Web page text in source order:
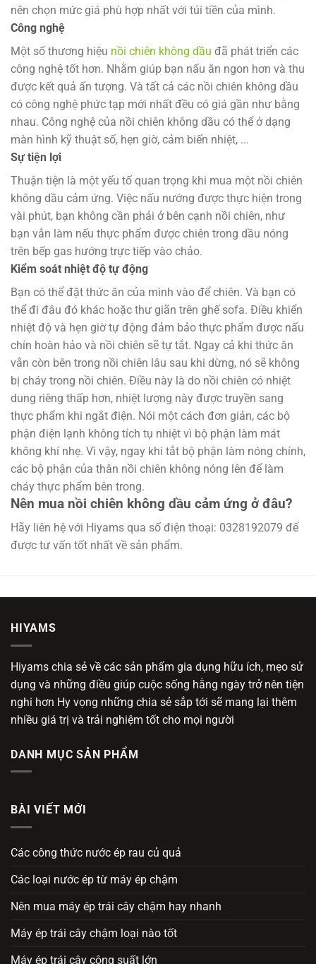
nên chọn mức giá phù hợp nhất với túi tiền của mình.
Công nghệ
Một số thương hiệu nồi chiên không dầu đã phát triển các
công nghệ tốt hơn. Nhằm giúp bạn nấu ăn ngon hơn và thu
được kết quả ấn tượng. Và tất cả các nồi chiên không dầu
có công nghệ phức tạp mới nhất đều có giá gần như bằng
nhau. Công nghệ của nồi chiên không dầu có thể ở dạng
màn hình kỹ thuật số, hẹn giờ, cảm biến nhiệt, ...
Sự tiện lợi
Thuận tiện là một yếu tố quan trọng khi mua một nồi chiên
không dầu cảm ứng. Việc nấu nướng được thực hiện trong
vài phút, bạn không cần phải ở bên cạnh nồi chiên, như
bạn vẫn làm nếu thực phẩm được chiên trong dầu nóng
trên bếp gas hướng trực tiếp vào chảo.
Kiểm soát nhiệt độ tự động
Bạn có thể đặt thức ăn của mình vào để chiên. Và bạn có
thể đi đâu đó khác hoặc thư giãn trên ghế sofa. Điều khiển
nhiệt độ và hẹn giờ tự động đảm bảo thực phẩm được nấu
chín hoàn hảo và nồi chiên sẽ tự tắt. Ngay cả khi thức ăn
vẫn còn bên trong nồi chiên lâu sau khi dừng, nó sẽ không
bị cháy trong nồi chiên. Điều này là do nồi chiên có nhiệt
dung riêng thấp hơn, nhiệt lượng này được truyền sang
thực phẩm khi ngắt điện. Nói một cách đơn giản, các bộ
phận điện lạnh không tích tụ nhiệt vì bộ phận làm mát
không khí nhẹ. Vì vậy, ngay khi tắt bộ phận làm nóng chính,
các bộ phận của thân nồi chiên không nóng lên để làm
cháy thực phẩm bên trong.
Nên mua nồi chiên không dầu cảm ứng ở đâu?
Hãy liên hệ với Hiyams qua số điện thoại: 0328192079 để
được tư vấn tốt nhất về sản phẩm.
HIYAMS
Hiyams chia sẻ về các sản phẩm gia dụng hữu ích, mẹo sử
dụng và những điều giúp cuộc sống hằng ngày trở nên tiện
nghi hơn Hy vọng những chia sẻ sắp tới sẽ mang lại thêm
nhiều giá trị và trải nghiệm tốt cho mọi người
DANH MỤC SẢN PHẨM
BÀI VIẾT MỚI
Các công thức nước ép rau củ quả
Các loại nước ép từ máy ép chậm
Nên mua máy ép trái cây chậm hay nhanh
Máy ép trái cây chậm loại nào tốt
Máy ép trái cây công suất lớn